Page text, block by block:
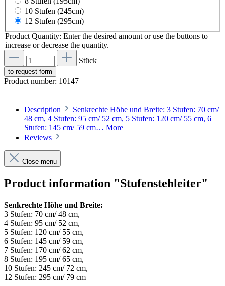
10 Stufen (245cm)
12 Stufen (295cm)
Product Quantity: Enter the desired amount or use the buttons to
increase or decrease the quantity.
Stück
to request form
Product number: 10147
Description
Senkrechte Höhe und Breite: 3 Stufen: 70 cm/
48 cm, 4 Stufen: 95 cm/ 52 cm, 5 Stufen: 120 cm/ 55 cm, 6
Stufen: 145 cm/ 59 cm… More
Reviews
Close menu
Product information "Stufenstehleiter"
Senkrechte Höhe und Breite:
3 Stufen: 70 cm/ 48 cm,
4 Stufen: 95 cm/ 52 cm,
5 Stufen: 120 cm/ 55 cm,
6 Stufen: 145 cm/ 59 cm,
7 Stufen: 170 cm/ 62 cm,
8 Stufen: 195 cm/ 65 cm,
10 Stufen: 245 cm/ 72 cm,
12 Stufen: 295 cm/ 79 cm